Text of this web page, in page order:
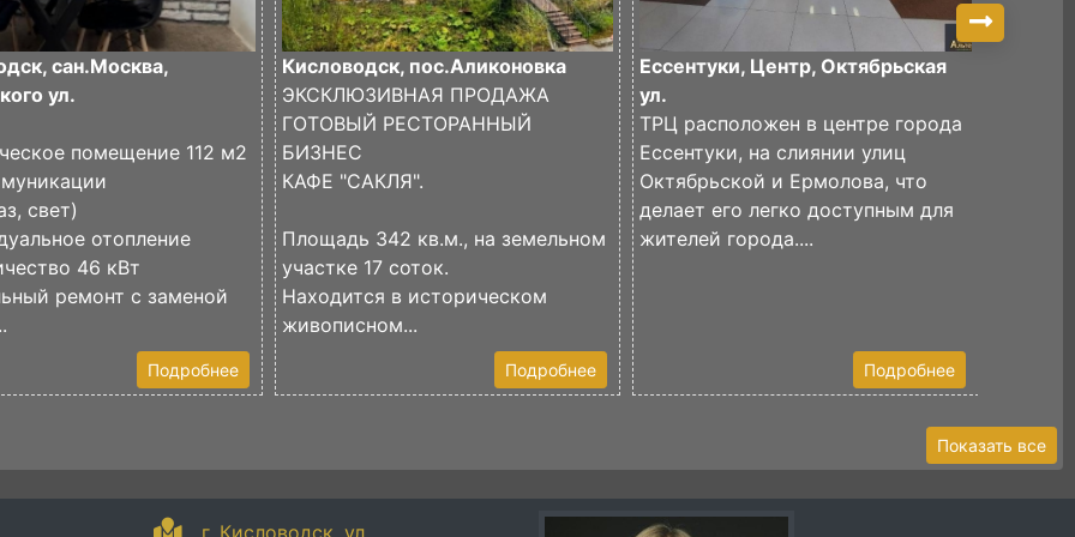
сан.Москва,
ул.
помещение 112 м2
свет)
отопление
46 кВт
ремонт с заменой
Подробнее
Кисловодск, пос.Аликоновка
ЭКСКЛЮЗИВНАЯ ПРОДАЖА
ГОТОВЫЙ РЕСТОРАННЫЙ
БИЗНЕС
КАФЕ "САКЛЯ".
Площадь 342 кв.м., на земельном
участке 17 соток.
Находится в историческом
живописном...
Подробнее
Ессентуки, Центр, Октябрьская
ул.
ТРЦ расположен в центре города
Ессентуки, на слиянии улиц
Октябрьской и Ермолова, что
делает его легко доступным для
жителей города....
Подробнее
Показать все